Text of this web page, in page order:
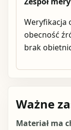
Weryfikacja
obecność
brak
Ważne
Materiał ma